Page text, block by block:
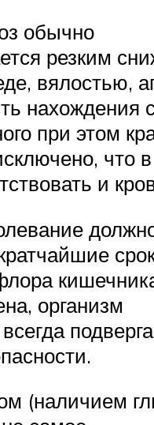
обычно
резким
вялостью,
нахождения
при этом
что
и
организм
(наличием